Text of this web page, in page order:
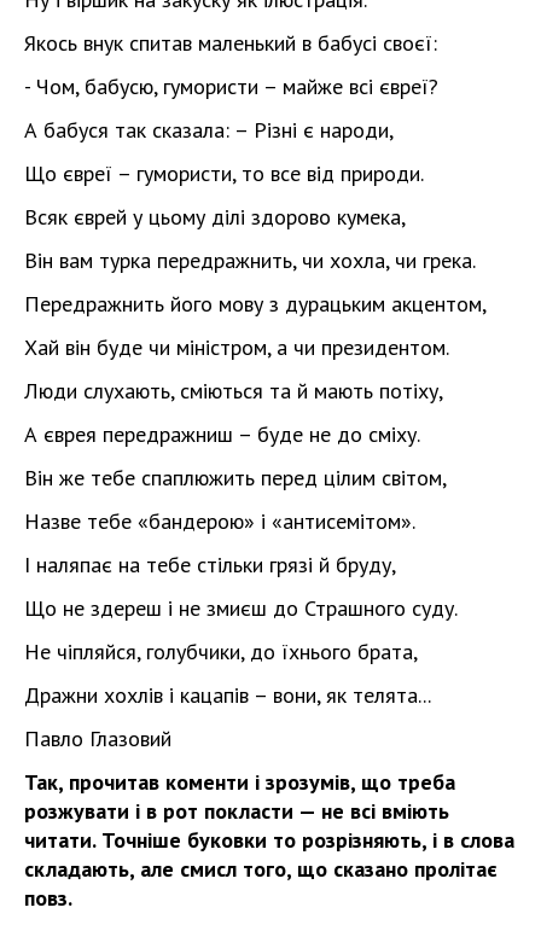
Якось внук спитав маленький в бабусі своєї:
- Чом, бабусю, гумористи – майже всі євреї?
А бабуся так сказала: – Різні є народи,
Що євреї – гумористи, то все від природи.
Всяк єврей у цьому ділі здорово кумекa,
Він вам турка передражнить, чи хохла, чи грека.
Передражнить його мову з дурацьким акцентом,
Хай він буде чи міністром, а чи президентом.
Люди слухають, сміються та й мають потіху,
А єврея передражниш – буде не до сміху.
Він же тебе спаплюжить перед цілим світом,
Назве тебе «бандерою» і «антисемітом».
І наляпає на тебе стільки грязі й бруду,
Що не здереш і не змиєш до Страшного суду.
Не чіпляйся, голубчики, до їхнього брата,
Дражни хохлів і кацапів – вони, як телята...
Павло Глазовий
Так, прочитав коменти і зрозумів, що треба
розжувати і в рот покласти — не всі вміють
читати. Точніше буковки то розрізняють, і в слова
складають, але смисл того, що сказано пролітає
повз.